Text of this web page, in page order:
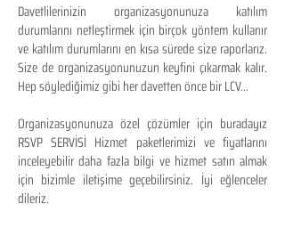
Davetlilerinizin organizasyonunuza katılım
durumlarını netleştirmek için birçok yöntem kullanır
ve katılım durumlarını en kısa sürede size raporlarız.
Size de organizasyonunuzun keyfini çıkarmak kalır.
Hep söylediğimiz gibi her davetten önce bir LCV...
Organizasyonunuza özel çözümler için buradayız
RSVP SERVİSİ Hizmet paketlerimizi ve fiyatlarını
inceleyebilir daha fazla bilgi ve hizmet satın almak
için bizimle iletişime geçebilirsiniz. İyi eğlenceler
dileriz.